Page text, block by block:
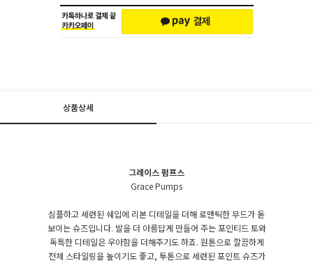
상품상세
그레이스 펌프스
Grace Pumps
심플하고 세련된 쉐입에 리본 디테일을 더해 로맨틱한 무드가 돋
보이는 슈즈입니다. 발을 더 아름답게 만들어 주는 포인티드 토와
독특한 디테일은 우아함을 더해주기도 하죠. 원톤으로 깔끔하게
전체 스타일링을 높이기도 좋고, 투톤으로 세련된 포인트 슈즈가